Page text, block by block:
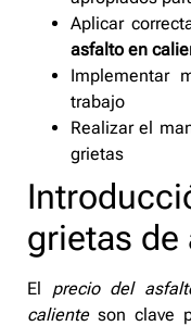
Aplicar
asfalto en
Implementar
trabajo
Realizar el
grietas
grietas de
El precio del
calienteson clave